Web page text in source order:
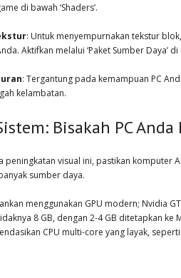
di bawah ‘Shaders’.
: Untuk menyempurnakan tekstur
Aktifkan melalui ‘Paket Sumber Daya’
: Tergantung pada kemampuan PC
kelambatan.
Bisakah PC
peningkatan visual ini, pastikan
sumber daya.
menggunakan GPU modern; Nvidia
8 GB, dengan 2-4 GB ditetapkan
CPU multi-core yang layak,